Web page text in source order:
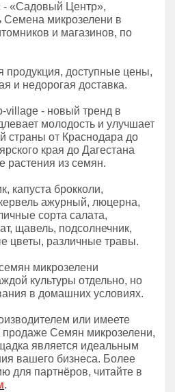
- «Садовый Центр»,
Семена микрозелени в
и магазинов, по
продукция, доступные цены,
и недорогая доставка.
village - новый тренд в
молодость и улучшает
страны от Краснодара до
края до Дагестана
из семян.
капуста брокколи,
ажурный, люцерна,
сорта салата,
щавель, подсолнечник,
цветы, различные травы.
микрозелени
культуры отдельно, но
в домашних условиях.
или имеете
продаже Семян микрозелени,
является идеальным
вашего бизнеса. Более
для партнёров, читайте в
.